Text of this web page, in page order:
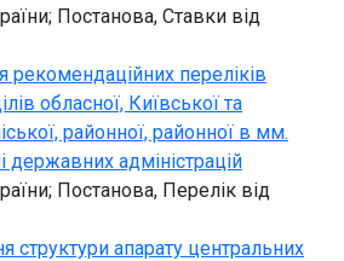
Постанова, Ставки від
переліків
обласної, Київської та
районної, районної в мм.
державних адміністрацій
Постанова, Перелік від
структури апарату центральних